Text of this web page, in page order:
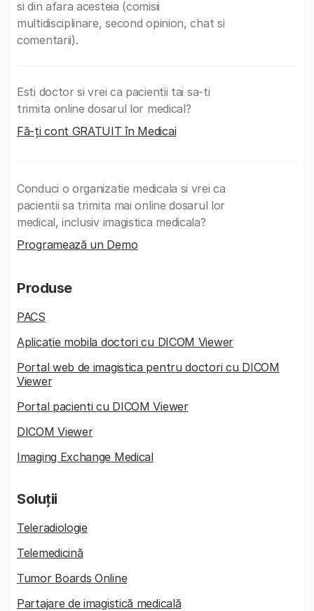
si din afara acesteia (comisii
multidisciplinare, second opinion, chat si
comentarii).
Esti doctor si vrei ca pacientii tai sa-ti
trimita online dosarul lor medical?
Fă-ți cont GRATUIT în Medicai
Conduci o organizatie medicala si vrei ca
pacientii sa trimita mai online dosarul lor
medical, inclusiv imagistica medicala?
Programează un Demo
Produse
PACS
Aplicatie mobila doctori cu DICOM Viewer
Portal web de imagistica pentru doctori cu DICOM
Viewer
Portal pacienti cu DICOM Viewer
DICOM Viewer
Imaging Exchange Medical
Soluții
Teleradiologie
Telemedicină
Tumor Boards Online
Partajare de imagistică medicală